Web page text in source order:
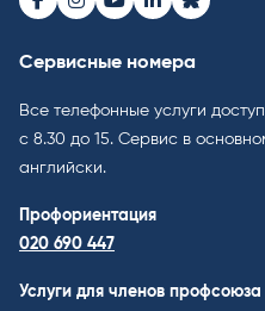
Facebook
Instagram
Youtube
LinkedInBluesky
Сервисные номера
Все телефонные услуги
с 8.30 до 15. Cервис в
английски.
Профориентация
020 690 447
Услуги для членов профсоюза